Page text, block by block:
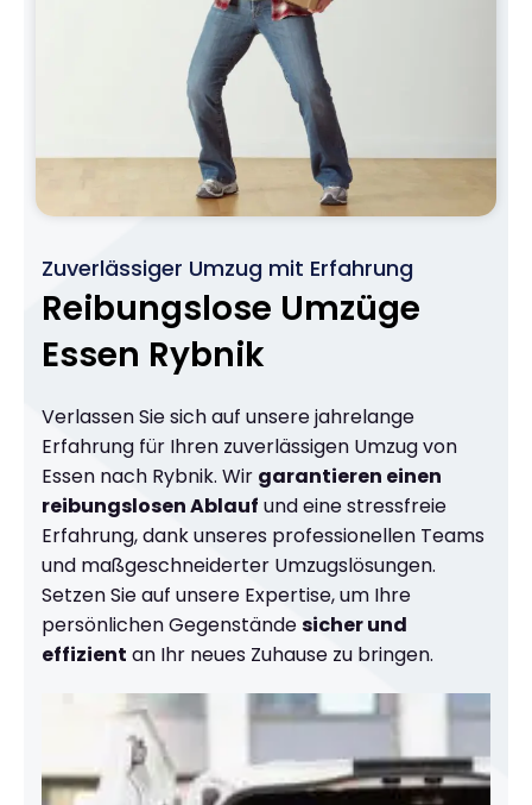
Zuverlässiger Umzug mit Erfahrung
Reibungslose Umzüge
Essen Rybnik
Verlassen Sie sich auf unsere jahrelange
Erfahrung für Ihren zuverlässigen Umzug von
Essen nach Rybnik. Wir garantieren einen
reibungslosen Ablauf und eine stressfreie
Erfahrung, dank unseres professionellen Teams
und maßgeschneiderter Umzugslösungen.
Setzen Sie auf unsere Expertise, um Ihre
persönlichen Gegenständesicher und
effizient an Ihr neues Zuhause zu bringen.